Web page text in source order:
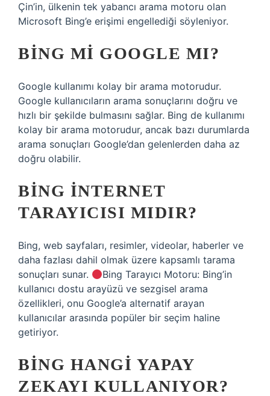
Çin’in, ülkenin tek yabancı arama motoru olan
Microsoft Bing’e erişimi engellediği söyleniyor.
BING MI GOOGLE MI?
Google kullanımı kolay bir arama motorudur.
Google kullanıcıların arama sonuçlarını doğru ve
hızlı bir şekilde bulmasını sağlar. Bing de kullanımı
kolay bir arama motorudur, ancak bazı durumlarda
arama sonuçları Google’dan gelenlerden daha az
doğru olabilir.
BING INTERNET
TARAYICISI MIDIR?
Bing, web sayfaları, resimler, videolar, haberler ve
daha fazlası dahil olmak üzere kapsamlı tarama
sonuçları sunar.
Bing Tarayıcı Motoru: Bing’in
kullanıcı dostu arayüzü ve sezgisel arama
özellikleri, onu Google’a alternatif arayan
kullanıcılar arasında popüler bir seçim haline
getiriyor.
BING HANGI YAPAY
ZEKAYI KULLANIYOR?